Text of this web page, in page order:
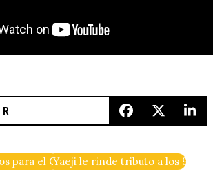
para el Corona Capital 2018!
Yaeji le rinde tributo a los 90